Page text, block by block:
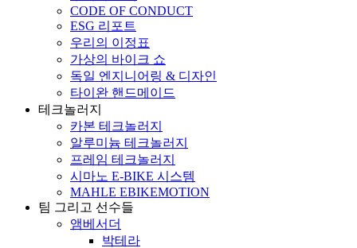
CODE OF CONDUCT
ESG 리포트
우리의 이정표
가상의 바이크 쇼
독일 엔지니어링 & 디자인
타이완 핸드메이드
테크놀러지
카본 테크놀러지
알루미늄 테크놀러지
프레임 테크놀러지
시마노 E-BIKE 시스템
MAHLE EBIKEMOTION
팀 그리고 선수들
앰베서더
박테라